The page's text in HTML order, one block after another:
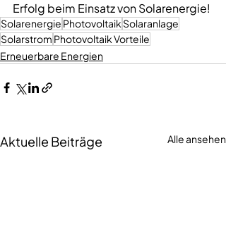
Erfolg beim Einsatz von Solarenergie!
Solarenergie Photovoltaik Solaranlage
Solarstrom Photovoltaik Vorteile
Erneuerbare Energien
Aktuelle Beiträge Alle ansehen